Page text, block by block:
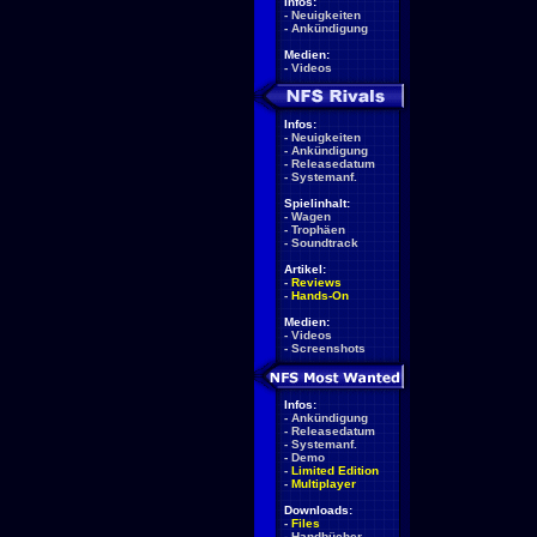
- Neuigkeiten
- Ankündigung
Medien:
- Videos
Infos:
- Neuigkeiten
- Ankündigung
- Releasedatum
- Systemanf.
Spielinhalt:
- Wagen
- Trophäen
- Soundtrack
Artikel:
- Reviews
- Hands-On
Medien:
- Videos
- Screenshots
Infos:
- Ankündigung
- Releasedatum
- Systemanf.
- Demo
- Limited Edition
- Multiplayer
Downloads:
- Files